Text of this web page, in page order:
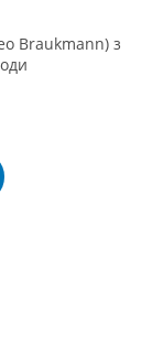
Braukmann) з